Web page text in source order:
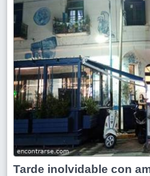
Tarde inolvidable con